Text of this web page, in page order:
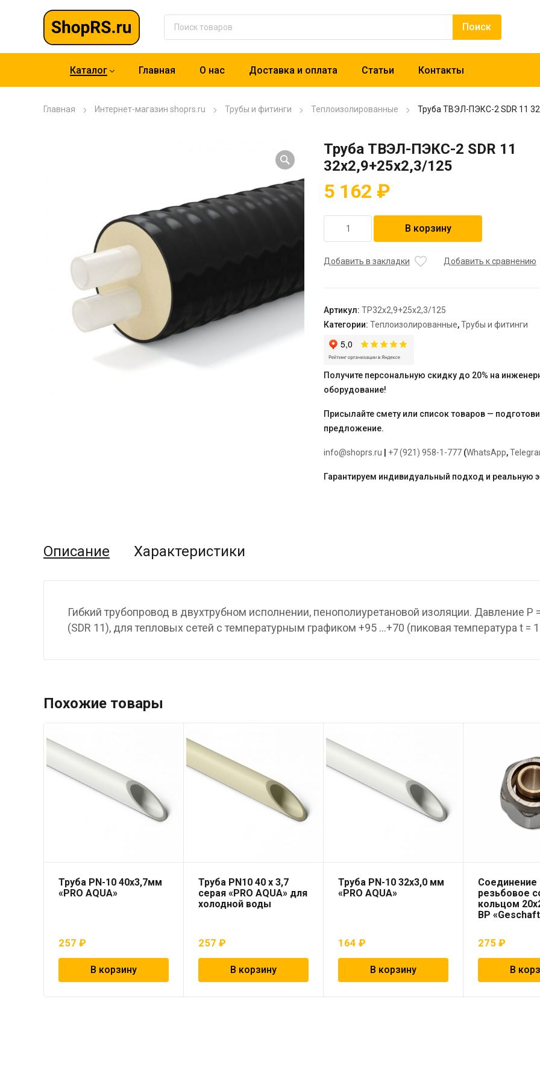
Каталог Главная О нас Доставка и оплата Статьи Контакты
Главная Интернет-магазин shoprs.ru Трубы и фитинги Теплоизолированные Труба ТВЭЛ-ПЭКС-2 SDR 11
Труба ТВЭЛ-ПЭКС-2 SDR 11
32х2,9+25х2,3/125
5 162 ₽
товара
ТВЭЛ-
32х2,9+25х2,3/125
В корзину
Добавить в закладки Добавить к сравнению
Артикул: TP32х2,9+25х2,3/125
Категории: Теплоизолированные,Трубы и фитинги
Получите персональную скидку до 20% на
оборудование!
Присылайте смету или список товаров —
предложение.
info@shoprs.ru +7 (921) 958-1-777 (WhatsApp,
Гарантируем индивидуальный подход и реальную
Описание Характеристики
Гибкий трубопровод в двухтрубном исполнении, пенополиуретановой изоляции. Давление P
(SDR 11), для тепловых сетей с температурным графиком +95 …+70 (пиковая температура t =
Похожие товары
Труба PN-10 40х3,7мм
«PRO AQUA»
257 ₽
В корзину
Труба PN10 40 x 3,7
серая «PRO AQUA» для
холодной воды
257₽
В корзину
Труба PN-10 32х3,0 мм
«PRO AQUA»
164₽
В корзину
Соединение
резьбовое
кольцом
ВР
275₽
В